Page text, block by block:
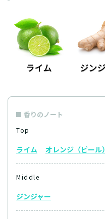
香りのノート
Top
ライム オレンジ（ピール）
Middle
ジンジャー